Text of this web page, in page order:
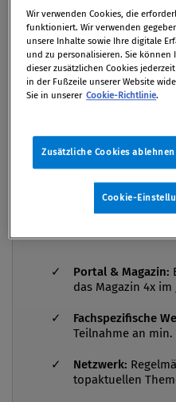
Exportsanktionen sind
Compliance-Risikofeld:
verschärft
laufend angepasst.
das „Ob“ als das „Wie“:
einen risikobasierten
Verantwortlichkeiten und
(Risikoanalyse) Welches
Compliance
Mitgliedschaft -
die
Portal & Magazin:
das Magazin 4x im
Fachspezifische
Teilnahme an min.
Netzwerk:
topaktuellen
Wir verwenden Cookies, die
funktioniert. Wir verwenden
unsere Inhalte sowie Ihre digitale
und zu personalisieren. Sie können
dieser zusätzlichen Cookies
in der Fußzeile unserer Website
Sie in unserer Cookie-Richtlinie.
Zusätzliche Cookies ablehnen
Cookie-